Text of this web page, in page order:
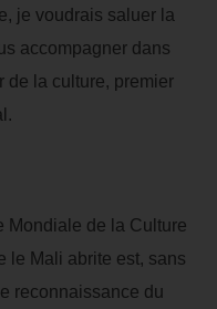
je voudrais saluer la
accompagner dans
de la culture, premier
Mondiale de la Culture
le Mali abrite est, sans
reconnaissance du